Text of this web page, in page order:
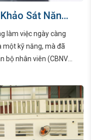
Sát Năng
Cán Bộ
làm việc ngày càng
một kỹ năng, mà đã
bộ nhân viên (CBNV)